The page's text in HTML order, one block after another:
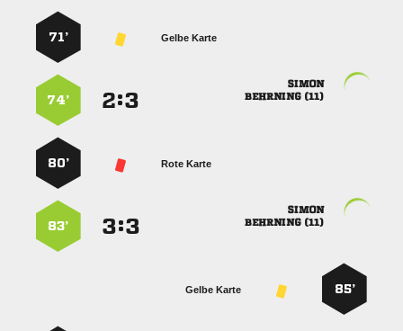
Gelbe Karte
71’

 
:
74’
Rote Karte
80’

 
:
83’
85’
Gelbe Karte